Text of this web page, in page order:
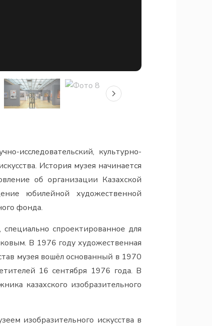
исследовательский, культурно-
История музея начинается
об организации Казахской
юбилейной художественной
фонда.
спроектированное для
В 1976 году художественная
музея вошёл основанный в 1970
16 сентября 1976 года. В
казахского изобразительного
изобразительного искусства в